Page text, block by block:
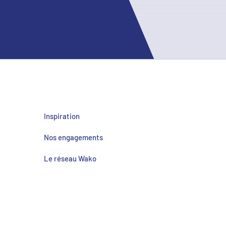
Inspiration
Nos engagements
Le réseau Wako